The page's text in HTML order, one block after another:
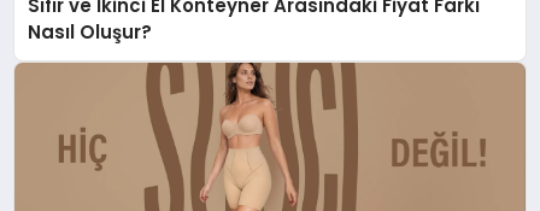
Sıfır ve İkinci El Konteyner Arasındaki Fiyat Farkı
Nasıl Oluşur?